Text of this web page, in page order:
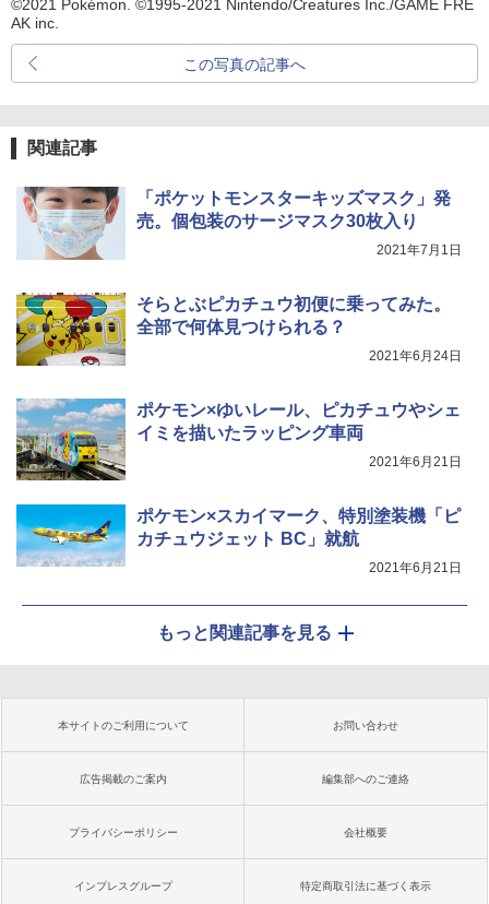
©2021 Pokémon. ©1995-2021 Nintendo/Creatures Inc./GAME FRE
AK inc.
この写真の記事へ
関連記事
「ポケットモンスターキッズマスク」発
売。個包装のサージマスク30枚入り
2021年7月1日
そらとぶピカチュウ初便に乗ってみた。
全部で何体見つけられる？
2021年6月24日
ポケモン×ゆいレール、ピカチュウやシェ
イミを描いたラッピング車両
2021年6月21日
ポケモン×スカイマーク、特別塗装機「ピ
カチュウジェット BC」就航
2021年6月21日
もっと関連記事を見る
本サイトのご利用について お問い合わせ
広告掲載のご案内 編集部へのご連絡
プライバシーポリシー 会社概要
インプレスグループ 特定商取引法に基づく表示